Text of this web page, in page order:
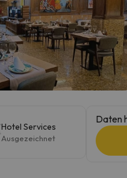
Hotel Services
Ausgezeichnet
Daten